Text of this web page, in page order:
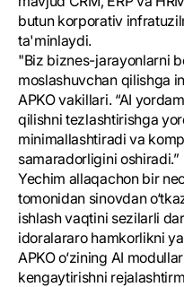
butun korporativ
ta'minlaydi.
"Biz biznes-jarayonlarni
moslashuvchan qilishga
APKO vakillari. “AI
qilishni tezlashtirishga
minimallashtiradi va
samaradorligini oshiradi.”
Yechim allaqachon bir
tomonidan sinovdan
ishlash vaqtini sezilarli
idoralararo hamkorlikni
APKO o‘zining AI
kengaytirishni